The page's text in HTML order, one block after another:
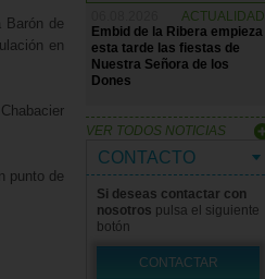
Barón de
en
punto de
ACTUALIDAD
Embid de la Ribera empieza
esta tarde las fiestas de
Nuestra Señora de los
Dones
VER TODOS NOTICIAS
CONTACTO
Si deseas contactar con
nosotros pulsa el siguiente
botón
CONTACTAR